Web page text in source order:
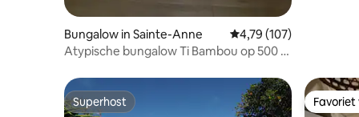
Bungalow in Sainte-Anne Gemiddelde
4,79 (107)
Atypische bungalow Ti Bambou op 500 m
Superhost
Superhost